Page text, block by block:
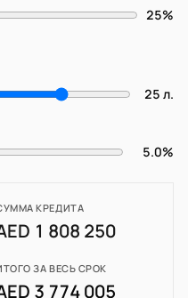
25%
25 л.
5.0%
КРЕДИТА
1 808 250
ЗА ВЕСЬ СРОК
3 774 005